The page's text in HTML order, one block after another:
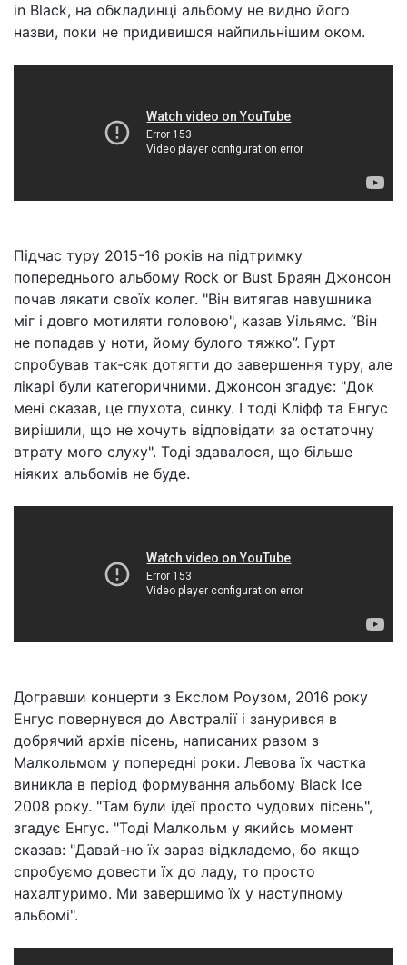
in Black, на обкладинці альбому не видно його
назви, поки не придивишся найпильнішим оком.
Підчас туру 2015-16 років на підтримку
попереднього альбому Rock or Bust Браян Джонсон
почав лякати своїх колег. "Він витягав навушника
міг і довго мотиляти головою", казав Уільямс. “Він
не попадав у ноти, йому булого тяжко”. Гурт
спробував так-сяк дотягти до завершення туру, але
лікарі були категоричними. Джонсон згадує: "Док
мені сказав, це глухота, синку. І тоді Кліфф та Енгус
вирішили, що не хочуть відповідати за остаточну
втрату мого слуху". Тоді здавалося, що більше
ніяких альбомів не буде.
Догравши концерти з Екслом Роузом, 2016 року
Енгус повернувся до Австралії і занурився в
добрячий архів пісень, написаних разом з
Малкольмом у попередні роки. Левова їх частка
виникла в період формування альбому Black Ice
2008 року. "Там були ідеї просто чудових пісень",
згадує Енгус. "Тоді Малкольм у якийсь момент
сказав: "Давай-но їх зараз відкладемо, бо якщо
спробуємо довести їх до ладу, то просто
нахалтуримо. Ми завершимо їх у наступному
альбомі".